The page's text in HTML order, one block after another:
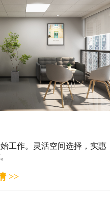
工作。灵活空间选择，实惠
>>